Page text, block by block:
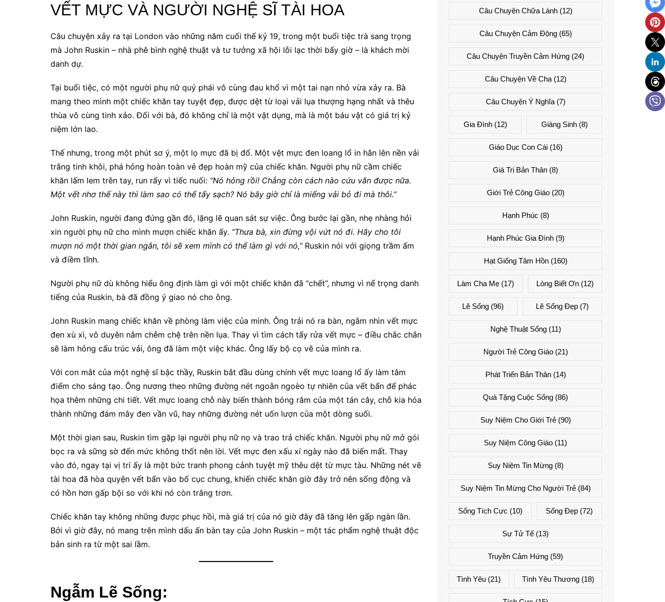
VẾT MỰC VÀ NGƯỜI NGHỆ SĨ TÀI HOA
Câu chuyện xảy ra tại London vào những năm cuối thế kỷ 19, trong một buổi tiệc trà sang trọng
mà John Ruskin – nhà phê bình nghệ thuật và tư tưởng xã hội lỗi lạc thời bấy giờ – là khách mời
danh dự.
Tại buổi tiệc, có một người phụ nữ quý phái vô cùng đau khổ vì một tai nạn nhỏ vừa xảy ra. Bà
mang theo mình một chiếc khăn tay tuyệt đẹp, được dệt từ loại vải lụa thượng hạng nhất và thêu
thùa vô cùng tinh xảo. Đối với bà, đó không chỉ là một vật dụng, mà là một báu vật có giá trị kỷ
niệm lớn lao.
Thế nhưng, trong một phút sơ ý, một lọ mực đã bị đổ. Một vệt mực đen loang lổ in hằn lên nền vải
trắng tinh khôi, phá hỏng hoàn toàn vẻ đẹp hoàn mỹ của chiếc khăn. Người phụ nữ cầm chiếc
khăn lấm lem trên tay, run rẩy vì tiếc nuối: “Nó hỏng rồi! Chẳng còn cách nào cứu vãn được nữa.
Một vết nhơ thế này thì làm sao có thể tẩy sạch? Nó bây giờ chỉ là miếng vải bỏ đi mà thôi.”
John Ruskin, người đang đứng gần đó, lặng lẽ quan sát sự việc. Ông bước lại gần, nhẹ nhàng hỏi
xin người phụ nữ cho mình mượn chiếc khăn ấy. “Thưa bà, xin đừng vội vứt nó đi. Hãy cho tôi
mượn nó một thời gian ngắn, tôi sẽ xem mình có thể làm gì với nó,”Ruskin nói với giọng trầm ấm
và điềm tĩnh.
Người phụ nữ dù không hiểu ông định làm gì với một chiếc khăn đã “chết”, nhưng vì nể trọng danh
tiếng của Ruskin, bà đã đồng ý giao nó cho ông.
John Ruskin mang chiếc khăn về phòng làm việc của mình. Ông trải nó ra bàn, ngắm nhìn vết mực
đen xù xì, vô duyên nằm chễm chệ trên nền lụa. Thay vì tìm cách tẩy rửa vết mực – điều chắc chắn
sẽ làm hỏng cấu trúc vải, ông đã làm một việc khác. Ông lấy bộ cọ vẽ của mình ra.
Với con mắt của một nghệ sĩ bậc thầy, Ruskin bắt đầu dùng chính vết mực loang lổ ấy làm tâm
điểm cho sáng tạo. Ông nương theo những đường nét ngoằn ngoèo tự nhiên của vết bẩn để phác
họa thêm những chi tiết. Vết mực loang chỗ này biến thành bóng râm của một tán cây, chỗ kia hóa
thành những đám mây đen vần vũ, hay những đường nét uốn lượn của một dòng suối.
Một thời gian sau, Ruskin tìm gặp lại người phụ nữ nọ và trao trả chiếc khăn. Người phụ nữ mở gói
bọc ra và sững sờ đến mức không thốt nên lời. Vết mực đen xấu xí ngày nào đã biến mất. Thay
vào đó, ngay tại vị trí ấy là một bức tranh phong cảnh tuyệt mỹ thêu dệt từ mực tàu. Những nét vẽ
tài hoa đã hòa quyện vết bẩn vào bố cục chung, khiến chiếc khăn giờ đây trở nên sống động và
có hồn hơn gấp bội so với khi nó còn trắng trơn.
Chiếc khăn tay không những được phục hồi, mà giá trị của nó giờ đây đã tăng lên gấp ngàn lần.
Bởi vì giờ đây, nó mang trên mình dấu ấn bàn tay của John Ruskin – một tác phẩm nghệ thuật độc
bản sinh ra từ một sai lầm.
Ngẫm Lẽ Sống:
Câu Chuyện Chữa Lành(12)
Câu Chuyện Cảm Động(65)
Câu Chuyện Truyền Cảm Hứng (24)
Câu Chuyện Về Cha(12)
Câu Chuyện Ý Nghĩa(7)
Gia Đình(12) Giáng Sinh(8)
Giáo Dục Con Cái(16)
Giá Trị Bản Thân (8)
Giới Trẻ Công Giáo(20)
Hạnh Phúc (8)
Hạnh Phúc Gia Đình(9)
Hạt Giống Tâm Hồn(160)
Làm Cha Mẹ (17) Lòng Biết Ơn(12)
Lẽ Sống (96) Lẽ Sống Đẹp(7)
Nghệ Thuật Sống(11)
Người Trẻ Công Giáo(21)
Phát Triển Bản Thân(14)
Quà Tặng Cuộc Sống (86)
Suy Niệm Cho Giới Trẻ(90)
Suy Niệm Công Giáo (11)
Suy Niệm Tin Mừng(8)
Suy Niệm Tin Mừng Cho Người Trẻ(84)
Sống Tích Cực (10) Sống Đẹp (72)
Sự Tử Tế (13)
Truyền Cảm Hứng (59)
Tình Yêu (21) Tình Yêu Thương(18)